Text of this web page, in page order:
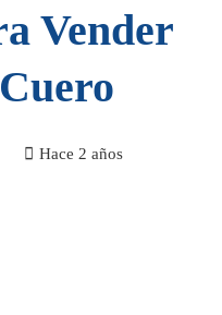
Vender
Hace 2 años